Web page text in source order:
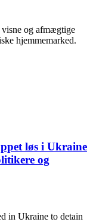
og afmægtige
hjemmemarked.
løs i Ukraine
og
in Ukraine to detain